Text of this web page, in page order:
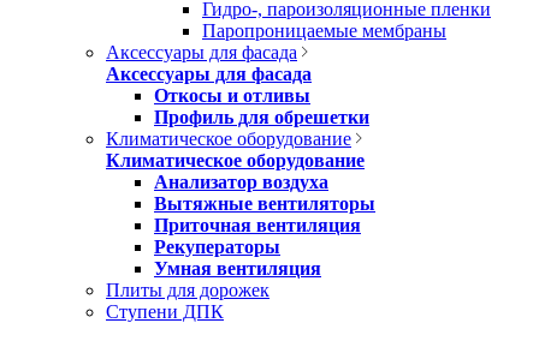
Гидро-, пароизоляционные пленки
Паропроницаемые мембраны
Аксессуары для фасада
Аксессуары для фасада
Откосы и отливы
Профиль для обрешетки
Климатическое оборудование
Климатическое оборудование
Анализатор воздуха
Вытяжные вентиляторы
Приточная вентиляция
Рекуператоры
Умная вентиляция
Плиты для дорожек
Ступени ДПК